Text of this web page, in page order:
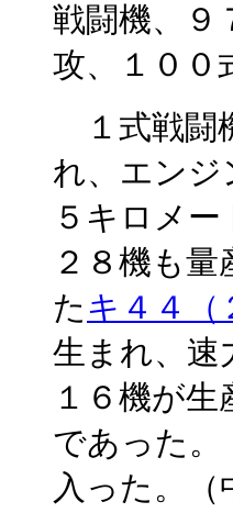
戦闘機、９
攻、１００
１式戦闘
れ、エンジ
５キロメ
２８機も
た キ４４（
生まれ、速
１６機が
であった
入った。